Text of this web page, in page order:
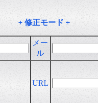
+ 修正モード +
メー
ル
URL